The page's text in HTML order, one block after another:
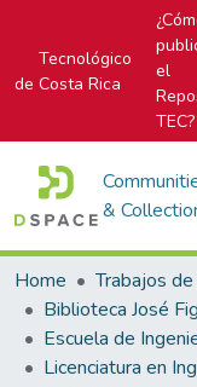
Tecnológico
de Costa Rica
el
TEC?
&
Home
Trabajos